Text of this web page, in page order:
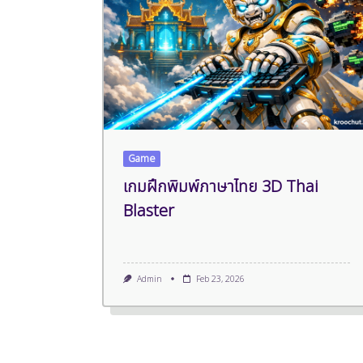
Game
เกมฝึกพิมพ์ภาษาไทย 3D Thai
Blaster
Admin Feb 23, 2026